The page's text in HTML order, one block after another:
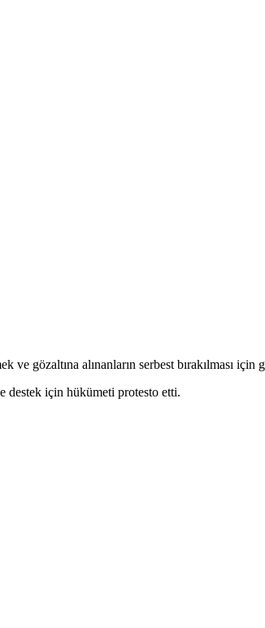
gözaltına alınanların serbest bırakılması için
destek için hükümeti protesto etti.